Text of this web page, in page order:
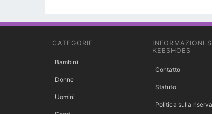
CATEGORIE
Bambini
Donne
Uomini
INFORMAZIONI
KEESHOES
Contatto
Statuto
Politica sulla